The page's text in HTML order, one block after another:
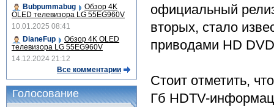
официальный
вторых, стало
приводами HD
Стоит отметить,
Гб HDTV-
Bubpummabug
Обзор 4K
OLED телевизора LG 55EG960V
10.01.2025 08:41
DianeFup
Обзор 4K OLED
телевизора LG 55EG960V
14.12.2024 21:12
Все комментарии
Голосование